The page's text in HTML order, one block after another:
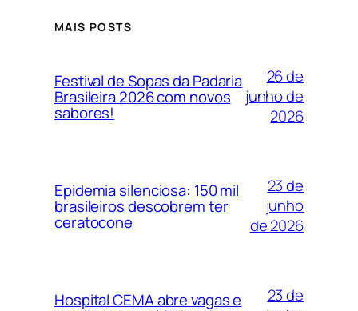
MAIS POSTS
Festival de Sopas da Padaria
Brasileira 2026 com novos
sabores!
26 de
junho de
2026
Epidemia silenciosa: 150 mil
brasileiros descobrem ter
ceratocone
23 de
junho
de 2026
Hospital CEMA abre vagas e
23 de